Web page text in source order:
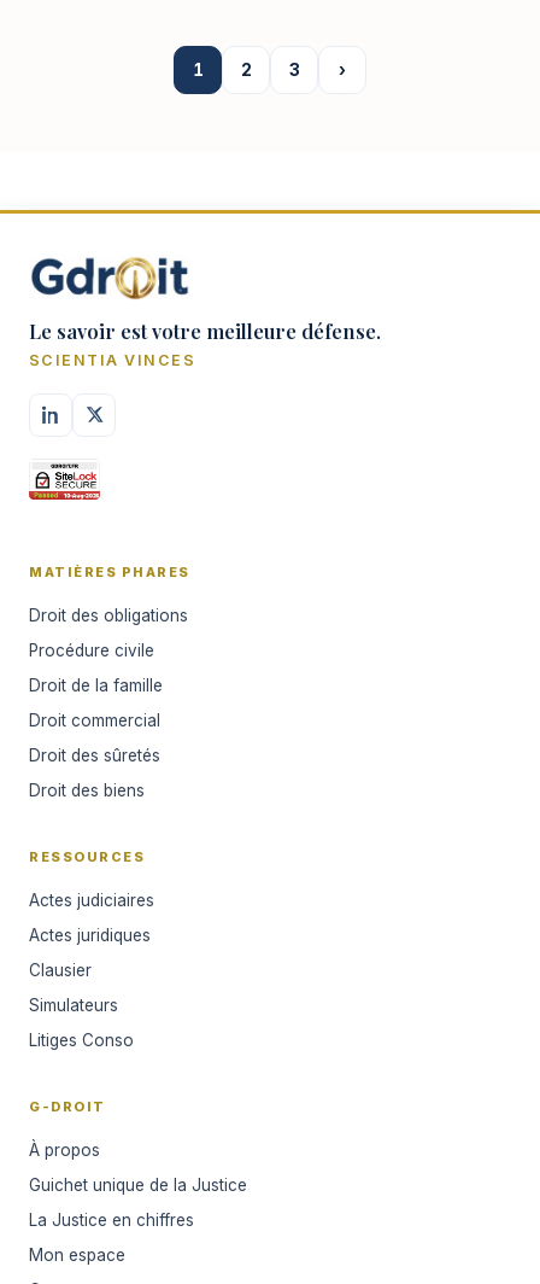
1 2 3 ›
Le savoir est votre meilleure défense.
SCIENTIA VINCES
MATIÈRES PHARES
Droit des obligations
Procédure civile
Droit de la famille
Droit commercial
Droit des sûretés
Droit des biens
RESSOURCES
Actes judiciaires
Actes juridiques
Clausier
Simulateurs
Litiges Conso
G-DROIT
À propos
Guichet unique de la Justice
La Justice en chiffres
Mon espace